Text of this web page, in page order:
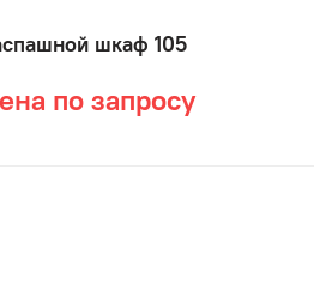
шкаф 105
по запросу